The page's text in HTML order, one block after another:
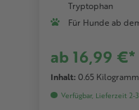
Tryptophan
Für Hunde ab
ab 16,99 €*
Inhalt: 0.65 Kilogramm
Verfügbar, Lieferzeit 2-3